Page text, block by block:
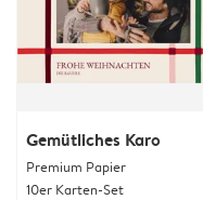
Gemütliches Karo
Premium Papier
10er Karten-Set